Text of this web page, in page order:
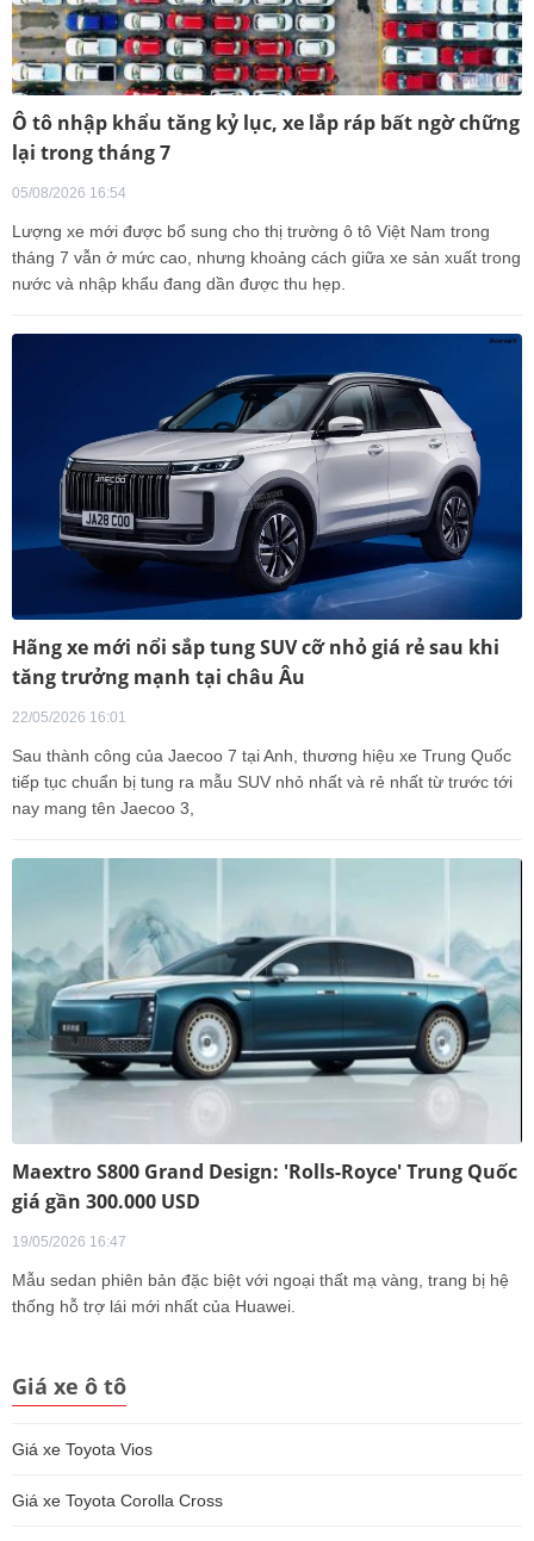
Ô tô nhập khẩu tăng kỷ lục, xe lắp ráp bất ngờ chững
lại trong tháng 7
05/08/2026 16:54
Lượng xe mới được bổ sung cho thị trường ô tô Việt Nam trong
tháng 7 vẫn ở mức cao, nhưng khoảng cách giữa xe sản xuất trong
nước và nhập khẩu đang dần được thu hẹp.
Hãng xe mới nổi sắp tung SUV cỡ nhỏ giá rẻ sau khi
tăng trưởng mạnh tại châu Âu
22/05/2026 16:01
Sau thành công của Jaecoo 7 tại Anh, thương hiệu xe Trung Quốc
tiếp tục chuẩn bị tung ra mẫu SUV nhỏ nhất và rẻ nhất từ trước tới
nay mang tên Jaecoo 3,
Maextro S800 Grand Design: 'Rolls-Royce' Trung Quốc
giá gần 300.000 USD
19/05/2026 16:47
Mẫu sedan phiên bản đặc biệt với ngoại thất mạ vàng, trang bị hệ
thống hỗ trợ lái mới nhất của Huawei.
Giá xe ô tô
Giá xe Toyota Vios
Giá xe Toyota Corolla Cross